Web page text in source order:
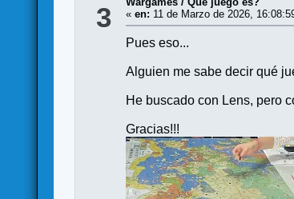
3
«en: 11 de Marzo de 2026,
Pues eso...
Alguien me sabe decir qué
He buscado con Lens, pero
Gracias!!!